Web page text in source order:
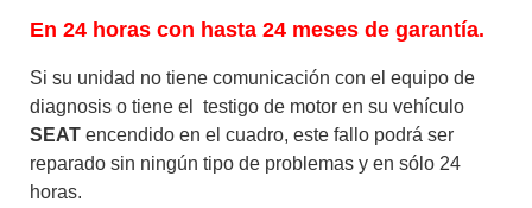
En 24 horas con hasta 24 meses de garantía.​
Si su unidad no tiene comunicación con el equipo de
diagnosis o tiene el testigo de motor en su vehículo
SEAT encendido en el cuadro, este fallo podrá ser
reparado sin ningún tipo de problemas y en sólo 24
horas.